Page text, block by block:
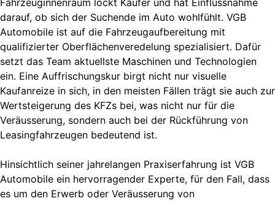
darauf, ob sich der Suchende im Auto wohlfühlt. VGB
Automobile ist auf die Fahrzeugaufbereitung mit
qualifizierter Oberflächenveredelung spezialisiert. Dafür
setzt das Team aktuellste Maschinen und Technologien
ein. Eine Auffrischungskur birgt nicht nur visuelle
Kaufanreize in sich, in den meisten Fällen trägt sie auch zur
Wertsteigerung des KFZs bei, was nicht nur für die
Veräusserung, sondern auch bei der Rückführung von
Leasingfahrzeugen bedeutend ist.
Hinsichtlich seiner jahrelangen Praxiserfahrung ist VGB
Automobile ein hervorragender Experte, für den Fall, dass
es um den Erwerb oder Veräusserung von